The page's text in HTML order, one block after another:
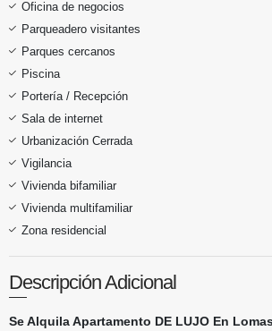
Oficina de negocios
Parqueadero visitantes
Parques cercanos
Piscina
Portería / Recepción
Sala de internet
Urbanización Cerrada
Vigilancia
Vivienda bifamiliar
Vivienda multifamiliar
Zona residencial
Descripción Adicional
Se Alquila Apartamento DE LUJO En